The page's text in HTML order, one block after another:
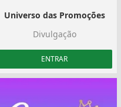
Universo das Promoções
Divulgação
ENTRAR